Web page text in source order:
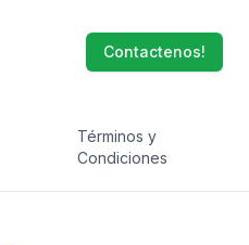
Contactenos!
Términos y
Condiciones